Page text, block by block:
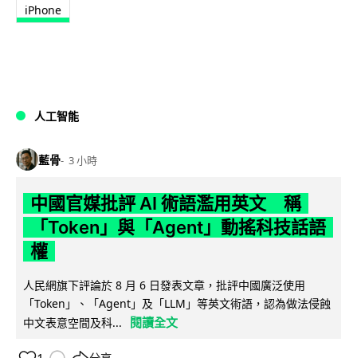
iPhone
人工智能
藍骨 3 小時
中國官媒批評 AI 術語濫用英文 稱
「Token」與「Agent」動搖科技話語
權
人民網旗下評論於 8 月 6 日發表文章，批評中國廣泛使用
「Token」、「Agent」及「LLM」等英文術語，認為做法侵蝕
中文表意空間及科...
閱讀全文